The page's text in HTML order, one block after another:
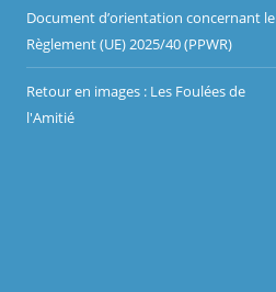
Document d’orientation concernant le
Règlement (UE) 2025/40 (PPWR)
Retour en images : Les Foulées de
l'Amitié